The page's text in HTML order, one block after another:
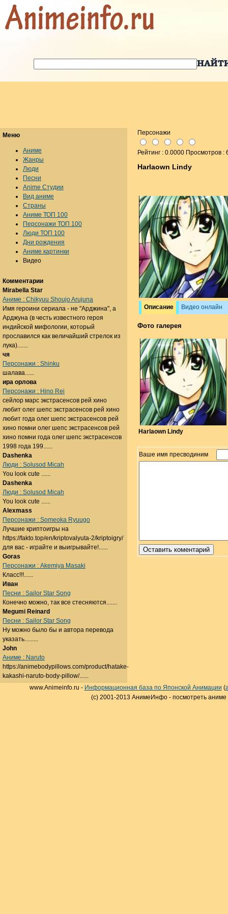
Персонажи
Рейтинг : 0.0000 Просмотров :
Harlaown Lindy
Описание Видео онлайн
Фото галерея
Harlaown Lindy
Ваше имя пресводиним
Меню
Аниме
Жанры
Люди
Песни
Anime Студии
Вид аниме
Страны
Аниме ТОП 100
Персонажи ТОП 100
Люди ТОП 100
Дни рождения
Аниме картинки
Видео
Комментарии
Mirabella Star
Аниме : Chikyuu Shoujo Arujuna
Имя героини сериала - не "Арджина", а
Арджуна (в честь известного героя
индийской мифологии, который
прославился как величайший стрелок из
лука).......
чя
Персонажи : Shinku
шалава......
ира орлова
Персонажи : Hino Rei
сейлор марс экстрасенсов рей хино
любит олег шепс экстрасенсов рей хино
любит года олег шепс экстрасенсов рей
хино помни олег шепс экстрасенсов рей
хино помни года олег шепс экстрасенсов
1998 года 199......
Dashenka
Люди : Solusod Micah
You look cute ......
Dashenka
Люди : Solusod Micah
You look cute ......
Alexmass
Персонажи : Someoka Ryuugo
Лучшие криптоигры на
https://fakto.top/en/kriptovalyuta-2/kriptoigry/
для вас - играйте и выигрывайте!......
Goras
Персонажи : Akemiya Masaki
Класс!!!......
Иван
Песни : Sailor Star Song
Конечно можно, так все стесняются.......
Megumi Reinard
Песни : Sailor Star Song
Ну можно было бы и автора перевода
указать.........
John
Аниме : Naruto
https://animebodypillows.com/product/hatake-
kakashi-naruto-body-pillow/......
www.Animeinfo.ru - Информационная база по Японской Анимации (
(c) 2001-2013 АнимеИнфо - посмотреть аниме